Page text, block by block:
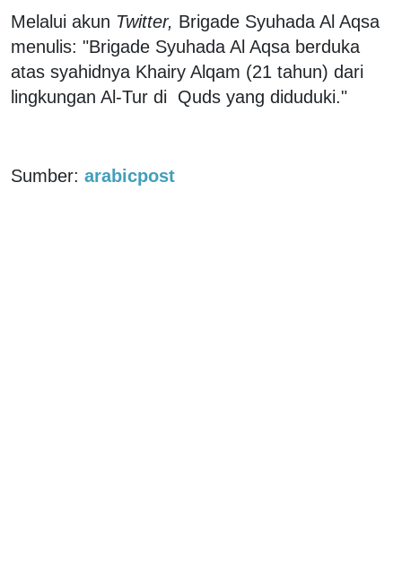
Melalui akun Twitter, Brigade Syuhada Al Aqsa
menulis: "Brigade Syuhada Al Aqsa berduka
atas syahidnya Khairy Alqam (21 tahun) dari
lingkungan Al-Tur di Quds yang diduduki."
Sumber: arabicpost